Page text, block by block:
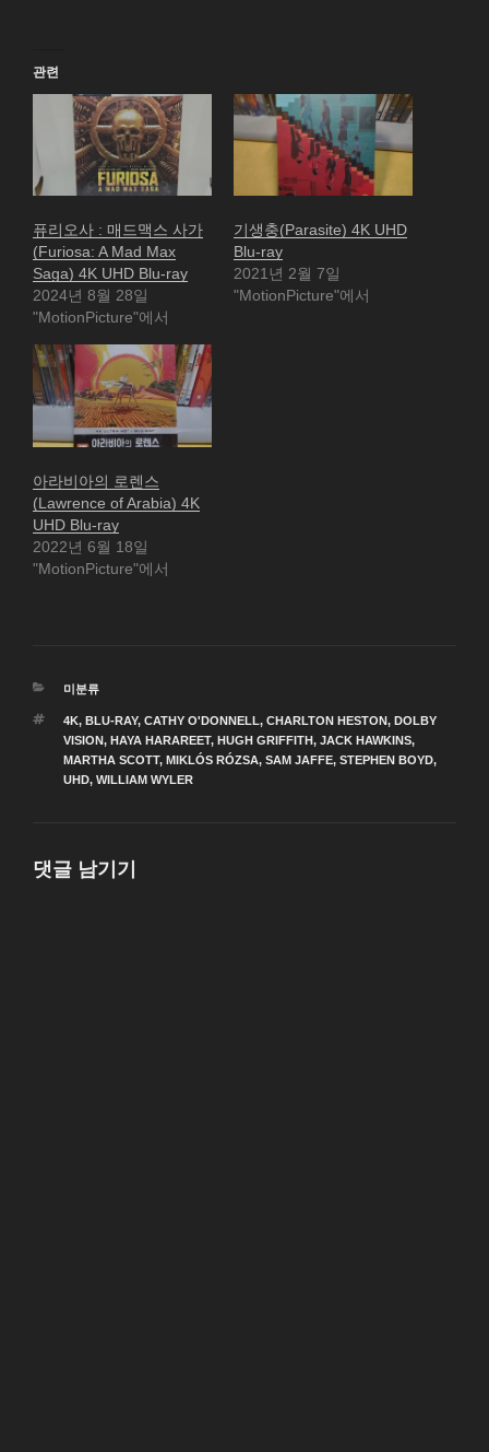
관련
퓨리오사 : 매드맥스 사가
(Furiosa: A Mad Max
Saga) 4K UHD Blu-ray
2024년 8월 28일
"MotionPicture"에서
기생충(Parasite) 4K UHD
Blu-ray
2021년 2월 7일
"MotionPicture"에서
아라비아의 로렌스
(Lawrence of Arabia) 4K
UHD Blu-ray
2022년 6월 18일
"MotionPicture"에서
카
고
리
미분류
태
그
4K, BLU-RAY, CATHY O'DONNELL, CHARLTON HESTON, DOLBY
VISION, HAYA HARAREET, HUGH GRIFFITH, JACK HAWKINS,
MARTHA SCOTT, MIKLÓS RÓZSA, SAM JAFFE, STEPHEN BOYD,
UHD, WILLIAM WYLER
댓글 남기기